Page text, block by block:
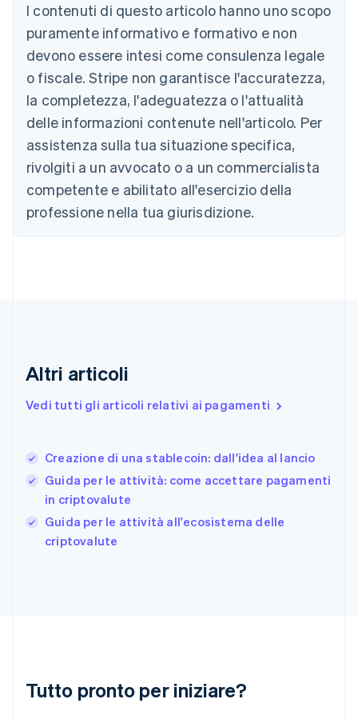
I contenuti di questo articolo hanno uno scopo
puramente informativo e formativo e non
devono essere intesi come consulenza legale
o fiscale. Stripe non garantisce l'accuratezza,
la completezza, l'adeguatezza o l'attualità
delle informazioni contenute nell'articolo. Per
assistenza sulla tua situazione specifica,
rivolgiti a un avvocato o a un commercialista
competente e abilitato all'esercizio della
professione nella tua giurisdizione.
Altri articoli
Vedi tutti gli articoli relativi ai pagamenti
Creazione di una stablecoin: dall'idea al lancio
Guida per le attività: come accettare pagamenti
in criptovalute
Guida per le attività all'ecosistema delle
criptovalute
Tutto pronto per iniziare?
Belgio
Nederlands FrançaisDeutschEnglish
Brasile
Português English
Bulgaria
English
Canada
EnglishFrançais
Cina continentale
简体中文
Cipro
English
Croazia
Danimarca
Francia
Germania
日本語English
English
Grecia
English
India
English
Lituania